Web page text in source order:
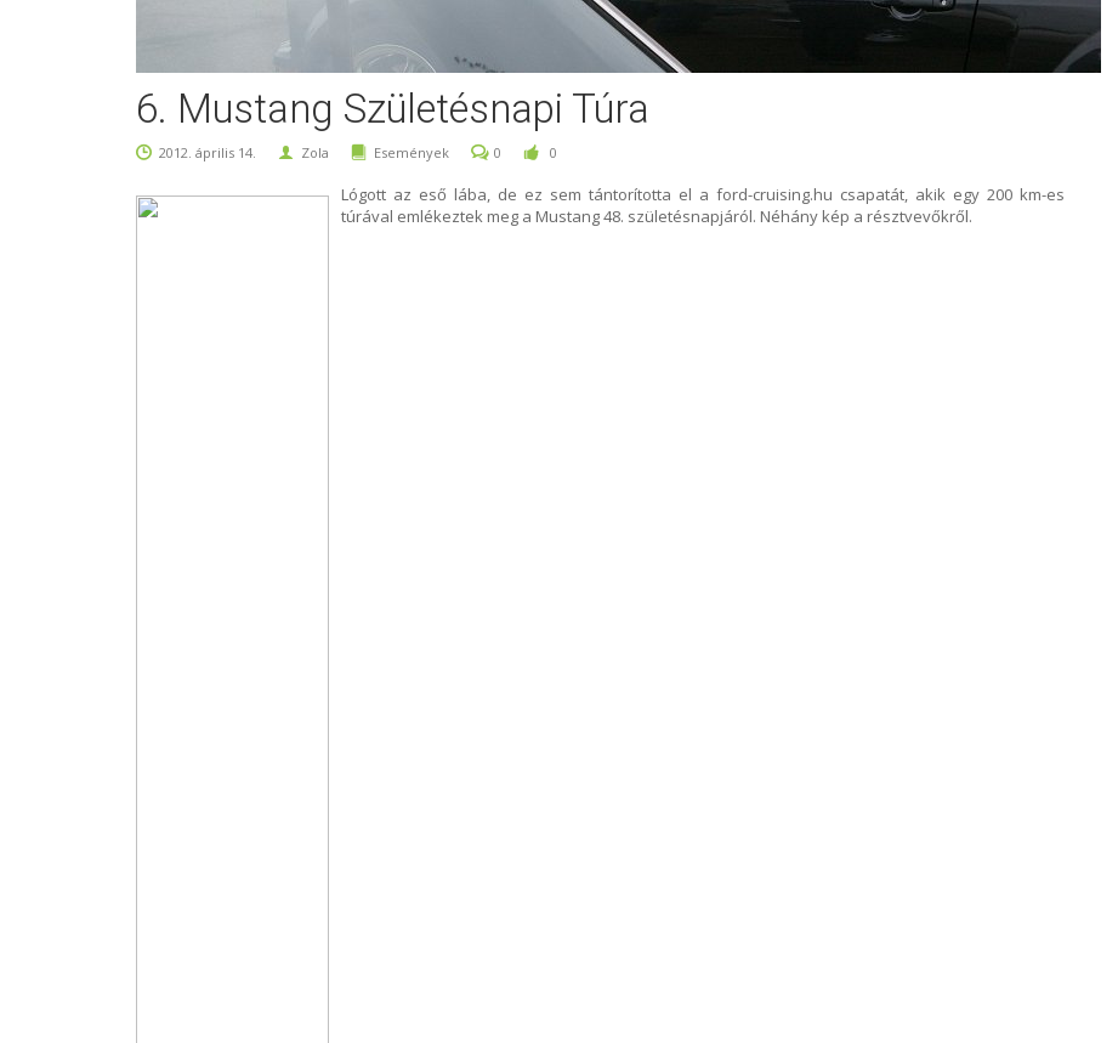
6. Mustang Születésnapi Túra
2012. április 14. Zola Események 0 0
Lógott az eső lába, de ez sem tántorította el a ford-cruising.hu csapatát, akik egy 200 km-es
túrával emlékeztek meg a Mustang 48. születésnapjáról. Néhány kép a résztvevőkről.